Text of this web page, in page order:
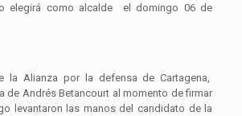
elegirá como alcalde el domingo 06 de
la Alianza por la defensa de Cartagena,
de Andrés Betancourt al momento de firmar
levantaron las manos del candidato de la